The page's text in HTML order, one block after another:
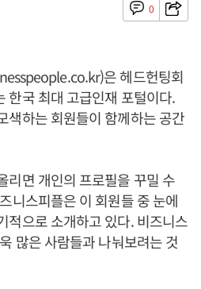
0
)은 헤드헌팅회
한국 최대 고급인재 포털이다.
색하는 회원들이 함께하는 공간
리면 개인의 프로필을 꾸밀 수
니스피플은 이 회원들 중 눈에
적으로 소개하고 있다. 비즈니스
많은 사람들과 나눠보려는 것